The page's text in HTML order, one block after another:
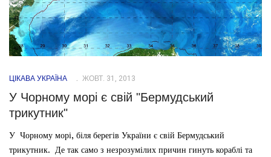
ЦІКАВА УКРАЇНА ЖОВТ. 31, 2013
У Чорному морі є свій "Бермудський
трикутник"
У Чорному морі, біля берегів України є свій Бермудський
трикутник. Де так само з незрозумілих причин гинуть кораблі та